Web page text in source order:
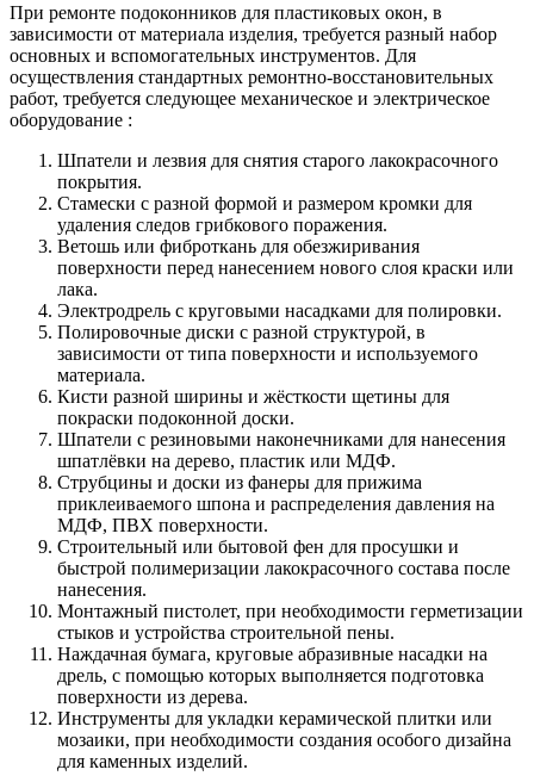
При ремонте подоконников для пластиковых окон, в
зависимости от материала изделия, требуется разный набор
основных и вспомогательных инструментов. Для
осуществления стандартных ремонтно-восстановительных
работ, требуется следующее механическое и электрическое
оборудование :
Шпатели и лезвия для снятия старого лакокрасочного
покрытия.
Стамески с разной формой и размером кромки для
удаления следов грибкового поражения.
Ветошь или фиброткань для обезжиривания
поверхности перед нанесением нового слоя краски или
лака.
Электродрель с круговыми насадками для полировки.
Полировочные диски с разной структурой, в
зависимости от типа поверхности и используемого
материала.
Кисти разной ширины и жёсткости щетины для
покраски подоконной доски.
Шпатели с резиновыми наконечниками для нанесения
шпатлёвки на дерево, пластик или МДФ.
Струбцины и доски из фанеры для прижима
приклеиваемого шпона и распределения давления на
МДФ, ПВХ поверхности.
Строительный или бытовой фен для просушки и
быстрой полимеризации лакокрасочного состава после
нанесения.
Монтажный пистолет, при необходимости герметизации
стыков и устройства строительной пены.
Наждачная бумага, круговые абразивные насадки на
дрель, с помощью которых выполняется подготовка
поверхности из дерева.
Инструменты для укладки керамической плитки или
мозаики, при необходимости создания особого дизайна
для каменных изделий.